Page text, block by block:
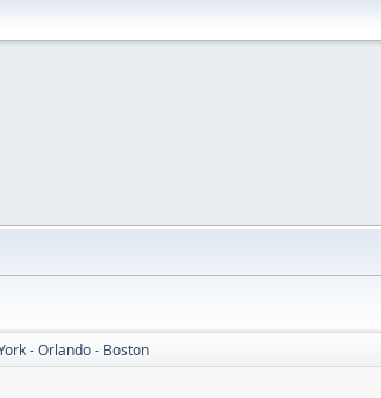
- Orlando - Boston